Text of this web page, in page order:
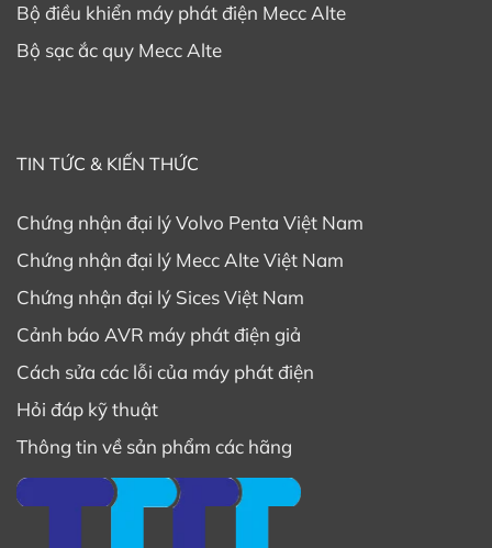
Bộ điều khiển máy phát điện Mecc Alte
Bộ sạc ắc quy Mecc Alte
TIN TỨC & KIẾN THỨC
Chứng nhận đại lý Volvo Penta Việt Nam
Chứng nhận đại lý Mecc Alte Việt Nam
Chứng nhận đại lý Sices Việt Nam
Cảnh báo AVR máy phát điện giả
Cách sửa các lỗi của máy phát điện
Hỏi đáp kỹ thuật
Thông tin về sản phẩm các hãng